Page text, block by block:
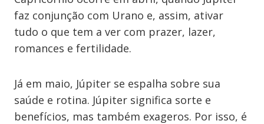
faz conjunção com Urano e, assim, ativar
tudo o que tem a ver com prazer, lazer,
romances e fertilidade.
Já em maio, Júpiter se espalha sobre sua
saúde e rotina. Júpiter significa sorte e
benefícios, mas também exageros. Por isso, é